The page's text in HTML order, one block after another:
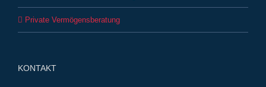
Private Vermögensberatung
KONTAKT